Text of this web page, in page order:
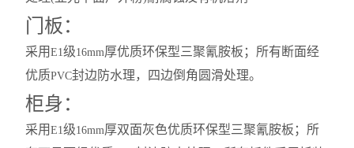
门板：
采用E1级16mm厚优质环保型三聚氰胺板；所有断面经
优质PVC封边防水理，四边倒角圆滑处理。
柜身：
采用E1级16mm厚双面灰色优质环保型三聚氰胺板；所